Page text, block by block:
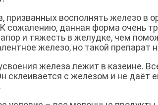
призванных восполнять железо в
сожалению, данная форма очень
и тяжесть в желудке, чем
железо, но такой препарат
железа лежит в казеине.
склеивается с железом и не даёт